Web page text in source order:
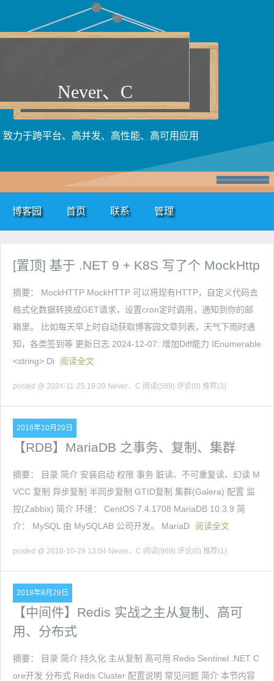
Never、C
致力于跨平台、高并发、高性能、高可用应用
博客园 首页 联系 管理
[置顶] 基于 .NET 9 + K8S 写了个 MockHttp
摘要： MockHTTP MockHTTP 可以将现有HTTP，自定义代码去
格式化数据转换成GET请求，设置cron定时调用，通知到你的邮
箱里。 比如每天早上时自动获取博客园文章列表，天气下雨时通
知，各类签到等 更新日志 2024-12-07: 增加Diff能力 IEnumerable
<string> Di
阅读全文
posted @ 2024-11-25 19:20 Never、C 阅读(589) 评论(0) 推荐(3)
2018年10月29日
【RDB】MariaDB 之事务、复制、集群
摘要： 目录 简介 安装启动 权限 事务 脏读、不可重复读、幻读 M
VCC 复制 异步复制 半同步复制 GTID复制 集群(Galera) 配置 监
控(Zabbix) 简介 环境： CentOS 7.4.1708 MariaDB 10.3.9 简
介： MySQL 由 MySQLAB 公司开发。 MariaD
阅读全文
posted @ 2018-10-29 13:04 Never、C 阅读(969) 评论(0) 推荐(1)
2018年8月29日
【中间件】Redis 实战之主从复制、高可
用、分布式
摘要： 目录 简介 持久化 主从复制 高可用 Redis Sentinel .NET C
ore开发 分布式 Redis Cluster 配置说明 常见问题 简介 本节内容